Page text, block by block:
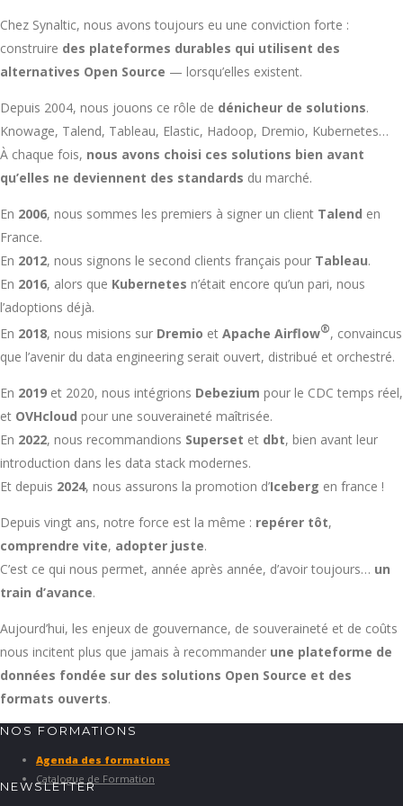
Chez Synaltic, nous avons toujours eu une conviction forte :
construire des plateformes durables qui utilisent des
alternatives Open Source — lorsqu’elles existent.
Depuis 2004, nous jouons ce rôle de dénicheur de solutions.
Knowage, Talend, Tableau, Elastic, Hadoop, Dremio, Kubernetes…
À chaque fois, nous avons choisi ces solutions bien avant
qu’elles ne deviennent des standards du marché.
En 2006, nous sommes les premiers à signer un client Talend en
France.
En 2012, nous signons le second clients français pour Tableau.
En 2016, alors que Kubernetes n’était encore qu’un pari, nous
l’adoptions déjà.
En 2018, nous misions sur Dremio et Apache Airflow®, convaincus
que l’avenir du data engineering serait ouvert, distribué et orchestré.
En 2019 et 2020, nous intégrions Debezium pour le CDC temps réel,
et OVHcloud pour une souveraineté maîtrisée.
En 2022, nous recommandions Superset et dbt, bien avant leur
introduction dans les data stack modernes.
Et depuis 2024, nous assurons la promotion d’Iceberg en france !
Depuis vingt ans, notre force est la même : repérer tôt,
comprendre vite, adopter juste.
C’est ce qui nous permet, année après année, d’avoir toujours… un
train d’avance.
Aujourd’hui, les enjeux de gouvernance, de souveraineté et de coûts
nous incitent plus que jamais à recommander une plateforme de
données fondée sur des solutions Open Source et des
formats ouverts.
NOS FORMATIONS
Agenda des formations
Catalogue de Formation
NEWSLETTER